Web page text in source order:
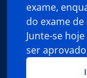
exame,
do exame de
Junte-se
ser aprovado